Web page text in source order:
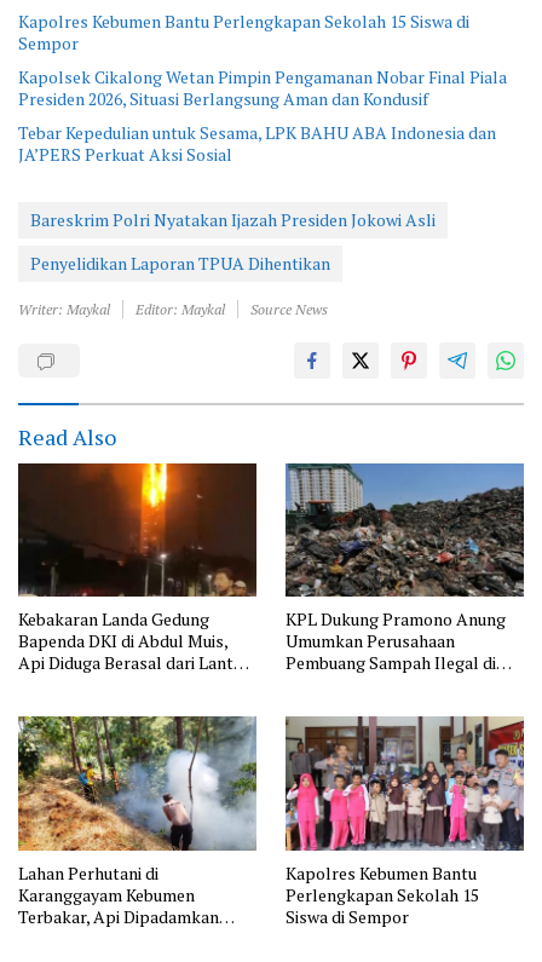
Kapolres Kebumen Bantu Perlengkapan Sekolah 15 Siswa di
Sempor
Kapolsek Cikalong Wetan Pimpin Pengamanan Nobar Final Piala
Presiden 2026, Situasi Berlangsung Aman dan Kondusif
Tebar Kepedulian untuk Sesama, LPK BAHU ABA Indonesia dan
JA’PERS Perkuat Aksi Sosial
Bareskrim Polri Nyatakan Ijazah Presiden Jokowi Asli
Penyelidikan Laporan TPUA Dihentikan
Writer: Maykal Editor: Maykal Source News
Read Also
Kebakaran Landa Gedung
Bapenda DKI di Abdul Muis,
Api Diduga Berasal dari Lantai
KPL Dukung Pramono Anung
Umumkan Perusahaan
Pembuang Sampah Ilegal di
Lahan Perhutani di
Karanggayam Kebumen
Terbakar, Api Dipadamkan
Kapolres Kebumen Bantu
Perlengkapan Sekolah 15
Siswa di Sempor